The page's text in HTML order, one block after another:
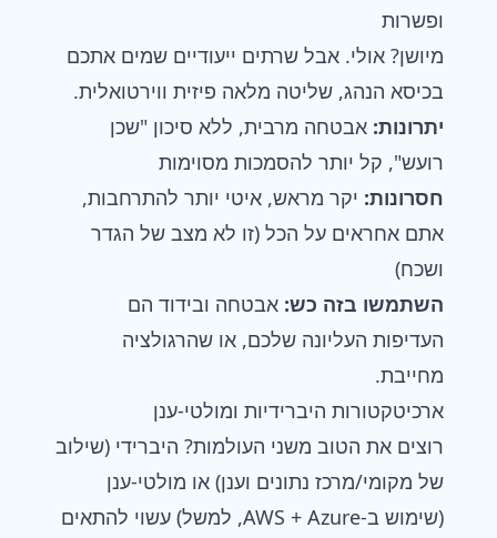
ופשרות
מיושן? אולי. אבל שרתים ייעודיים שמים אתכם
בכיסא הנהג, שליטה מלאה פיזית ווירטואלית.
יתרונות: אבטחה מרבית, ללא סיכון "שכן
רועש", קל יותר להסמכות מסוימות
חסרונות: יקר מראש, איטי יותר להתרחבות,
אתם אחראים על הכל (זו לא מצב של הגדר
ושכח)
השתמשו בזה כש: אבטחה ובידוד הם
העדיפות העליונה שלכם, או שהרגולציה
מחייבת.
ארכיטקטורות היברידיות ומולטי-ענן
רוצים את הטוב משני העולמות? היברידי (שילוב
של מקומי/מרכז נתונים וענן) או מולטי-ענן
(שימוש ב-AWS + Azure, למשל) עשוי להתאים